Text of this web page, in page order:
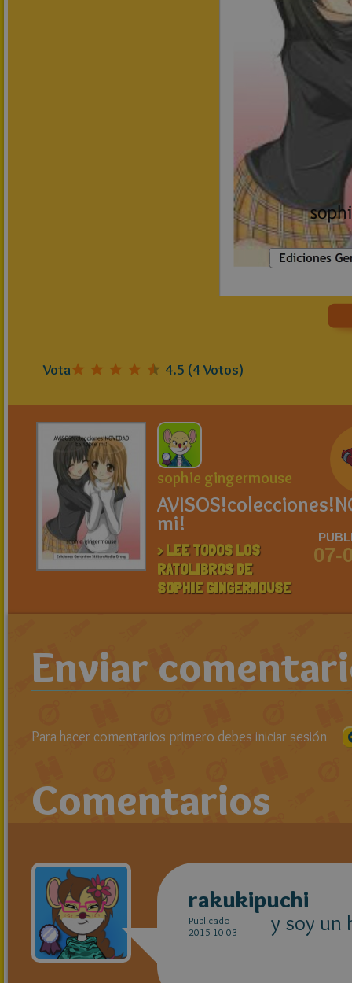
Vota 4.5 (4Votos)
sophie gingermouse
mi!
> LEE TODOS LOS
RATOLIBROS DE
SOPHIE GINGERMOUSE
07-
Enviar
Para hacer comentarios primero debes iniciar sesión
Comentarios
rakukipuchi
Publicado
2015-10-03
y soy un